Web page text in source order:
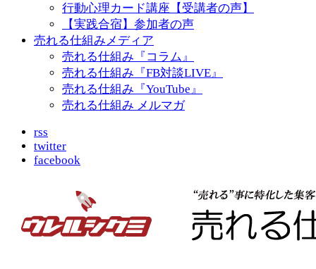
行動心理カード講座【受講者の声】
【実践合宿】参加者の声
売れる仕組みメディア
売れる仕組み『コラム』
売れる仕組み『FB対談LIVE』
売れる仕組み『YouTube』
売れる仕組み メルマガ
rss
twitter
facebook